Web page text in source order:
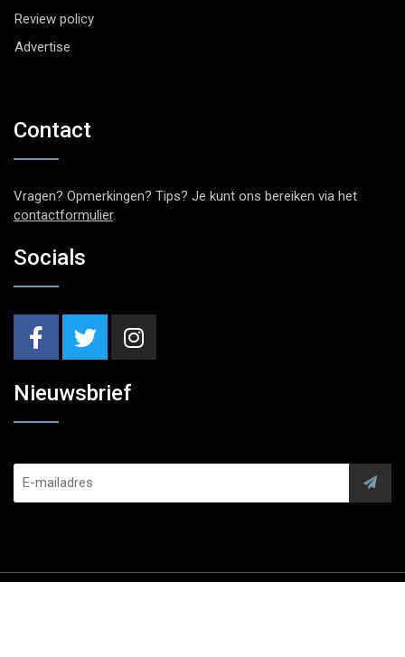
Review policy
Advertise
Contact
Vragen? Opmerkingen? Tips? Je kunt ons bereiken via het
contactformulier.
Socials
Nieuwsbrief